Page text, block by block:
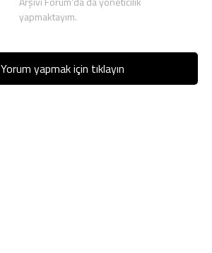
yapmaktayım.
Yorum yapmak için tıklayın